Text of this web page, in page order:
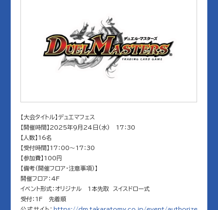
【大会タイトル】デュエマフェス
【開催時間】2025年9月24日(水) 17：30
【人数】16名
【受付時間】17：00～17：30
【参加費】100円
【備考(開催フロア・注意事項)】
開催フロア：4F
イベント形式：オリジナル 1本先取 スイスドロー式
受付：1F 先着順